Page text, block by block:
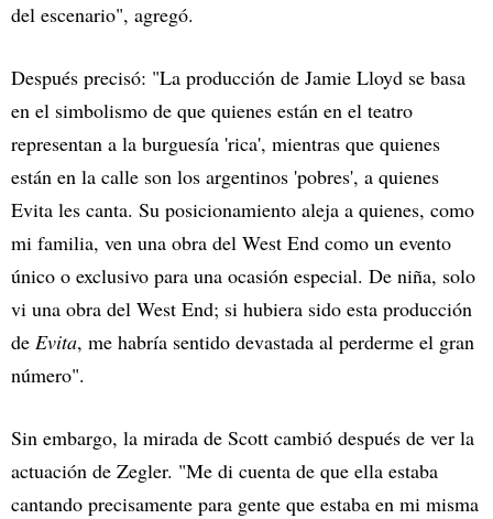
del escenario", agregó.
Después precisó: "La producción de Jamie Lloyd se basa
en el simbolismo de que quienes están en el teatro
representan a la burguesía 'rica', mientras que quienes
están en la calle son los argentinos 'pobres', a quienes
Evita les canta. Su posicionamiento aleja a quienes, como
mi familia, ven una obra del West End como un evento
único o exclusivo para una ocasión especial. De niña, solo
vi una obra del West End; si hubiera sido esta producción
de Evita, me habría sentido devastada al perderme el gran
número".
Sin embargo, la mirada de Scott cambió después de ver la
actuación de Zegler. "Me di cuenta de que ella estaba
cantando precisamente para gente que estaba en mi misma